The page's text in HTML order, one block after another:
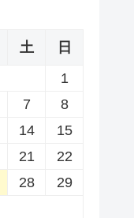
土
日
1
7
8
14
15
21
22
28
29